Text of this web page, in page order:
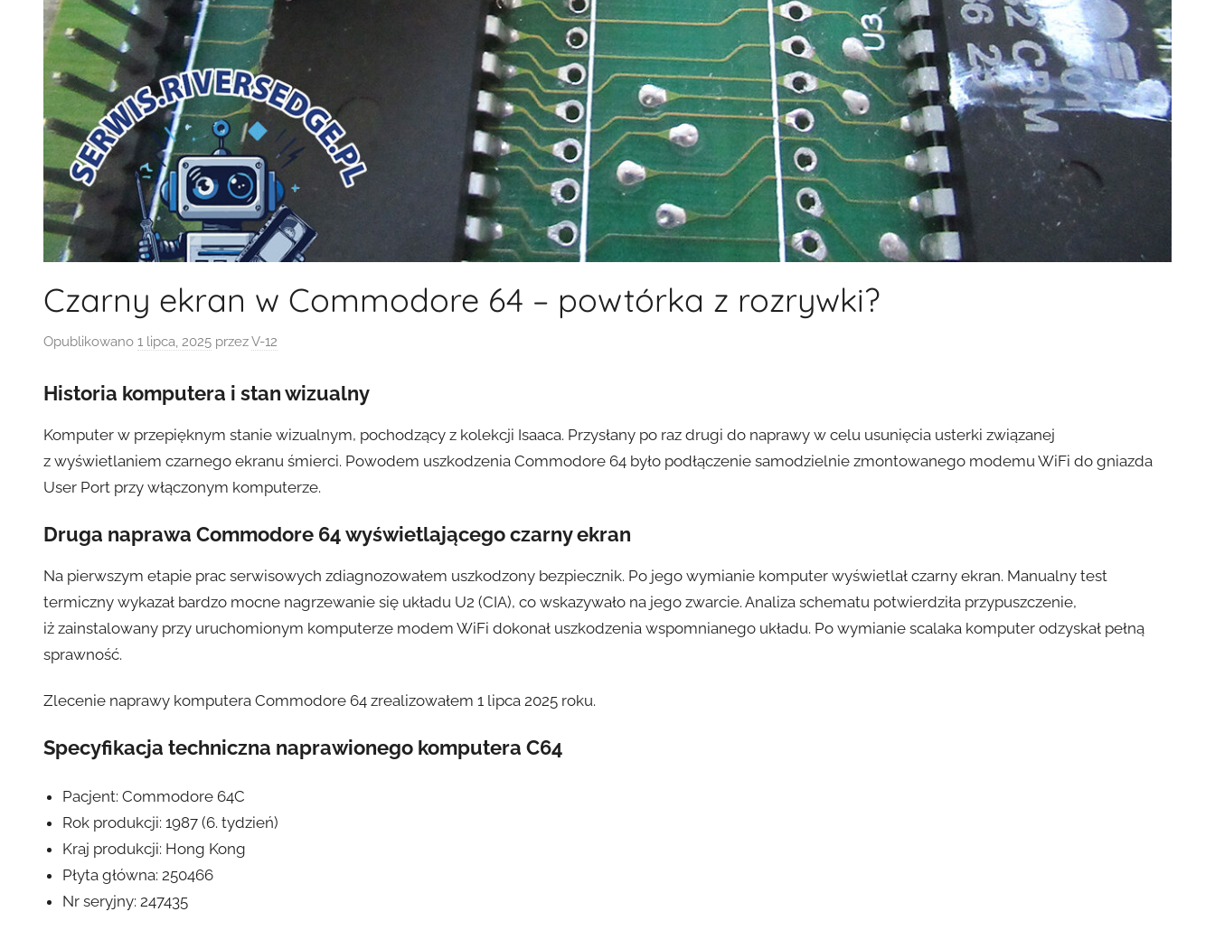
Czarny ekran w Commodore 64 – powtórka z rozrywki?
Opublikowano 1 lipca, 2025 przezV-12
Historia komputera i stan wizualny
Komputer w przepięknym stanie wizualnym, pochodzący z kolekcji Isaaca. Przysłany po raz drugi do naprawy w celu usunięcia usterki związanej
z wyświetlaniem czarnego ekranu śmierci. Powodem uszkodzenia Commodore 64 było podłączenie samodzielnie zmontowanego modemu WiFi do gniazda
User Port przy włączonym komputerze.
Druga naprawa Commodore 64 wyświetlającego czarny ekran
Na pierwszym etapie prac serwisowych zdiagnozowałem uszkodzony bezpiecznik. Po jego wymianie komputer wyświetlał czarny ekran. Manualny test
termiczny wykazał bardzo mocne nagrzewanie się układu U2 (CIA), co wskazywało na jego zwarcie. Analiza schematu potwierdziła przypuszczenie,
iż zainstalowany przy uruchomionym komputerze modem WiFi dokonał uszkodzenia wspomnianego układu. Po wymianie scalaka komputer odzyskał pełną
sprawność.
Zlecenie naprawy komputera Commodore 64 zrealizowałem 1 lipca 2025 roku.
Specyfikacja techniczna naprawionego komputera C64
Pacjent: Commodore 64C
Rok produkcji: 1987 (6. tydzień)
Kraj produkcji: Hong Kong
Płyta główna: 250466
Nr seryjny: 247435